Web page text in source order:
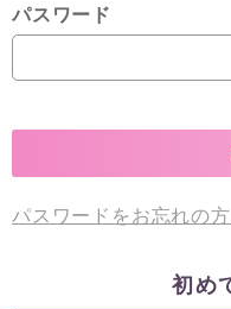
パスワード
パスワードをお忘れの
初め